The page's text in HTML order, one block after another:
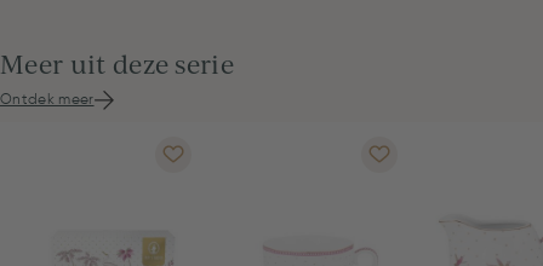
Meer uit deze serie
Ontdek meer